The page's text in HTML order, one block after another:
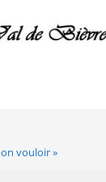
vouloir »